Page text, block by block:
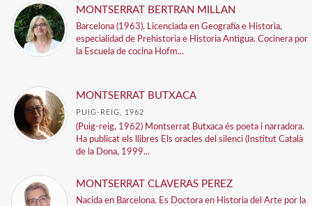
MONTSERRAT BERTRAN MILLAN
Barcelona (1963). Licenciada en Geografía e Historia,
especialidad de Prehistoria e Historia Antigua. Cocinera por
la Escuela de cocina Hofm...
MONTSERRAT BUTXACA
PUIG-REIG, 1962
(Puig-reig, 1962) Montserrat Butxaca és poeta i narradora.
Ha publicat els llibres Els oracles del silenci (Institut Català
de la Dona, 1999...
MONTSERRAT CLAVERAS PEREZ
Nacida en Barcelona. Es Doctora en Historia del Arte por la